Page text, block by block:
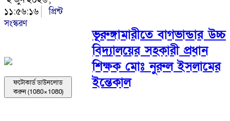
১১:৫৬:১৬
প্রিন্ট
সংস্করণ
ফটোকার্ড ডাউনলোড
করুন (1080×1080)
ভূরুঙ্গামারীতে বাগভান্ডার উচ্চ
বিদ্যালয়ের সহকারী প্রধান
শিক্ষক মোঃ নুরুল ইসলামের
ইন্তেকাল